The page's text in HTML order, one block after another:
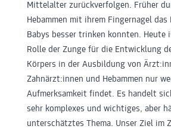
Mittelalter zurückverfolgen. Früher
Hebammen mit ihrem Fingernagel
Babys besser trinken konnten. Heute
Rolle der Zunge für die Entwicklung
Körpers in der Ausbildung von
Zahnärzt:innen und Hebammen nur
Aufmerksamkeit findet. Es handelt
sehr komplexes und wichtiges, aber
unterschätztes Thema. Unser Ziel im